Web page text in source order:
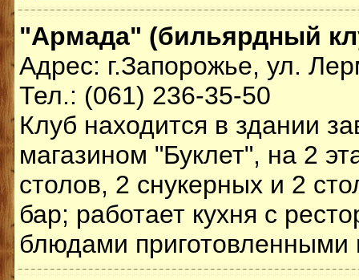
"Армада" (бильярдный
Адрес: г.Запорожье, ул.
Тел.: (061) 236-35-50
Клуб находится в здании
магазином "Буклет", на 2
столов, 2 снукерных и 2
бар; работает кухня с
блюдами